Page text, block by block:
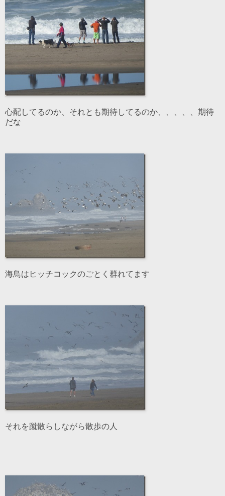
心配してるのか、それとも期待してるのか、、、、、期待
だな
海鳥はヒッチコックのごとく群れてます
それを蹴散らしながら散歩の人